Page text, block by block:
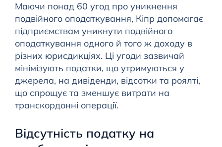
Маючи понад 60 угод про уникнення
подвійного оподаткування, Кіпр допомагає
підприємствам уникнути подвійного
оподаткування одного й того ж доходу в
різних юрисдикціях. Ці угоди зазвичай
мінімізують податки, що утримуються у
джерела, на дивіденди, відсотки та роялті,
що спрощує та зменшує витрати на
транскордонні операції.
Відсутність податку на